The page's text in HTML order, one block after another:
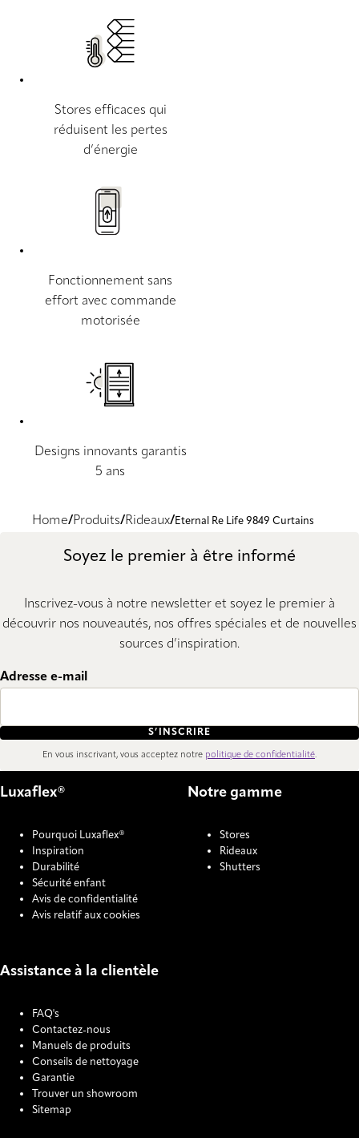
Stores efficaces qui
réduisent les pertes
d’énergie
Fonctionnement sans
effort avec commande
motorisée
Designs innovants garantis
5 ans
Home Produits Rideaux Eternal Re Life 9849 Curtains
Soyez le premier à être informé
Inscrivez-vous à notre newsletter et soyez le premier à
découvrir nos nouveautés, nos offres spéciales et de nouvelles
sources d’inspiration.
Adresse e-mail
S’INSCRIRE
En vous inscrivant, vous acceptez notre politique de confidentialité.
Luxaflex®
Pourquoi Luxaflex®
Inspiration
Durabilité
Sécurité enfant
Avis de confidentialité
Avis relatif aux cookies
Notre gamme
Stores
Rideaux
Shutters
Assistance à la clientèle
FAQ's
Contactez-nous
Manuels de produits
Conseils de nettoyage
Garantie
Trouver un showroom
Sitemap